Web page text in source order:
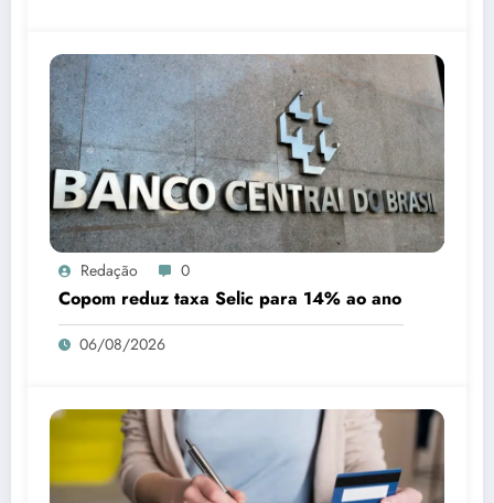
Redação 0
Copom reduz taxa Selic para 14% ao ano
06/08/2026